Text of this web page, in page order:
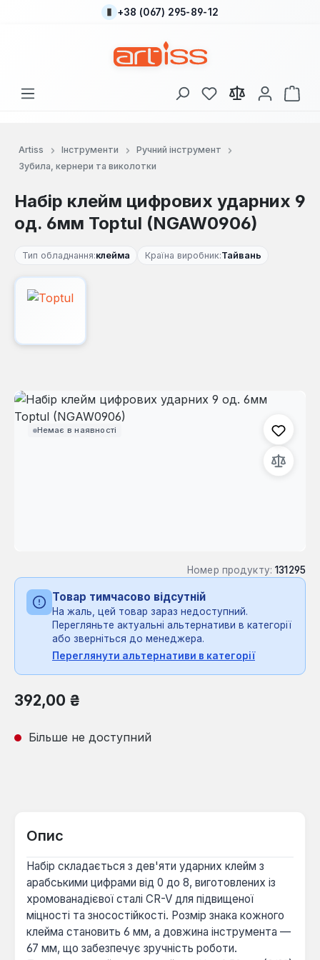
Перейти до основного вмісту
+38 (067) 295-89-12
У вас є 0 у списку
Artiss Інструменти
Ручний інструмент
Зубила, кернери та виколотки
Набір клейм цифрових ударних 9
од. 6мм Toptul (NGAW0906)
Тип обладнання:клейма Країна виробник:Тайвань
Немає в наявності
Пропустити галерею зображень
Номер продукту: 131295
Товар тимчасово відсутній
На жаль, цей товар зараз недоступний.
Перегляньте актуальні альтернативи в категорії
або зверніться до менеджера.
Переглянути альтернативи в категорії
Звичайна ціна:
392,00 ₴
Більше не доступний
Опис
Набір складається з дев'яти ударних клейм з
арабськими цифрами від 0 до 8, виготовлених із
хромованадієвої сталі CR-V для підвищеної
міцності та зносостійкості. Розмір знака кожного
клейма становить 6 мм, а довжина інструмента —
67 мм, що забезпечує зручність роботи.